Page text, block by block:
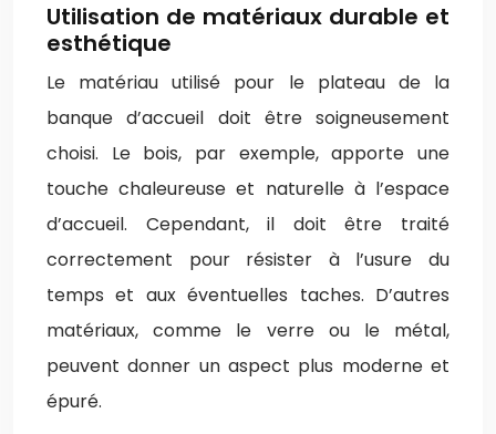
Utilisation de matériaux durable et
esthétique
Le matériau utilisé pour le plateau de la
banque d’accueil doit être soigneusement
choisi. Le bois, par exemple, apporte une
touche chaleureuse et naturelle à l’espace
d’accueil. Cependant, il doit être traité
correctement pour résister à l’usure du
temps et aux éventuelles taches. D’autres
matériaux, comme le verre ou le métal,
peuvent donner un aspect plus moderne et
épuré.